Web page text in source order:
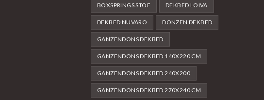
BOXSPRINGS STOF DEKBED LOIVA
DEKBED NUVARO DONZEN DEKBED
GANZENDONS DEKBED
GANZENDONS DEKBED 140X220 CM
GANZENDONS DEKBED 240X200
GANZENDONS DEKBED 270X240 CM